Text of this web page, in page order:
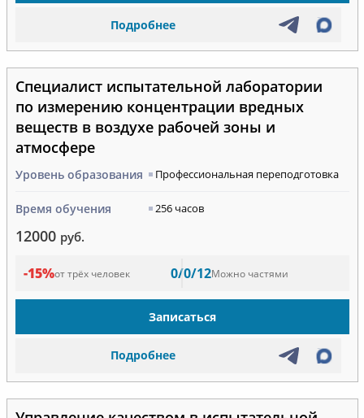
Подробнее
Специалист испытательной лаборатории
по измерению концентрации вредных
веществ в воздухе рабочей зоны и
атмосфере
Уровень образования Профессиональная переподготовка
Время обучения 256 часов
12000 руб.
-15%от трёх человек 0/0/12Можно частями
Записаться
Подробнее